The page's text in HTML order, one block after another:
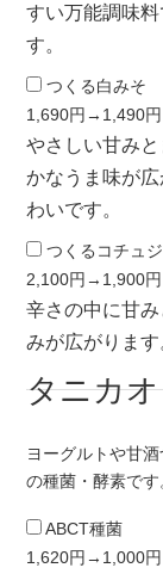
すい万能調味料
す。
つくる白みそ
1,690円 →1,490円
やさしい甘み
かなうま味が
わいです。
つくるコチュ
2,100円 →1,900円
辛さの中に甘み
みが広がります
タニカ
ヨーグルトや甘
の種菌・酵素です
ABCT種菌
1,620円 →1,000円